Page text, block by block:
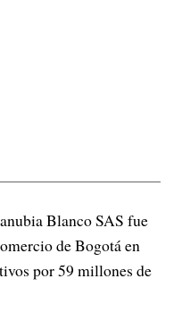
Blanco SAS fue
de Bogotá en
por 59 millones de